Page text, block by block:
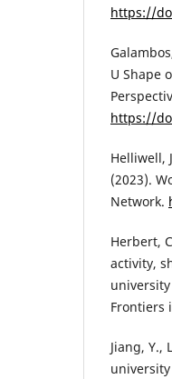
https://
U Shape
https://
Helliwell,
(2023).
Network.
Herbert,
activity,
Frontiers
Jiang, Y.,